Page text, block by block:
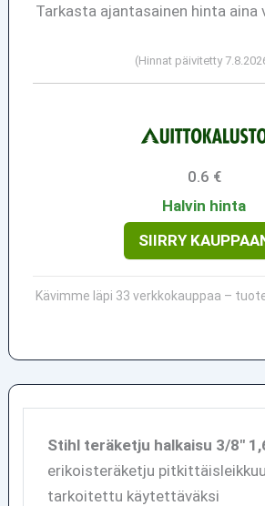
Tarkasta ajantasainen hinta aina
(Hinnat päivitetty
0.6 €
Halvin hinta
SIIRRY
Kävimme läpi 33 verkkokauppaa –
Stihl teräketju halkaisu 3/8"
erikoisteräketju
tarkoitettu käytettäväksi